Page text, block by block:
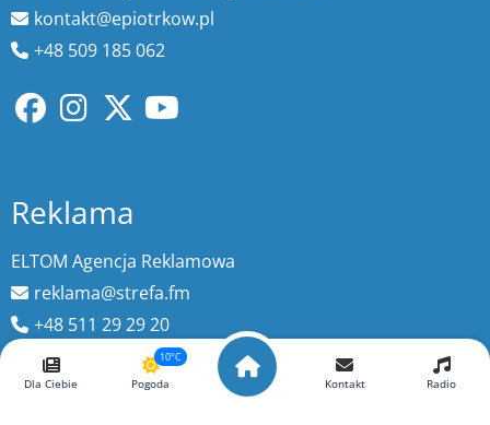
kontakt@epiotrkow.pl
+48 509 185 062
Reklama
ELTOM Agencja Reklamowa
reklama@strefa.fm
+48 511 29 29 20
Dla Ciebie
10°C
Pogoda Kontakt Radio